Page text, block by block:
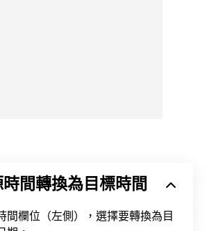
間轉換為目標時間
間欄位（左側），選擇要轉換為目